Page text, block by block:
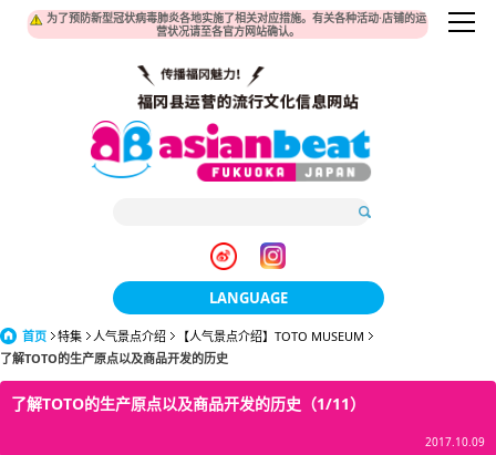
为了预防新型冠状病毒肺炎各地实施了相关对应措施。有关各种活动·店铺的运
营状况请至各官方网站确认。
LANGUAGE
日本語
한국어
首页 特集 人气景点介绍
【人气景点介绍】TOTO MUSEUM
了解TOTO的生产原点以及商品开发的历史
了解TOTO的生产原点以及商品开发的历史（1/11）
2017.10.09